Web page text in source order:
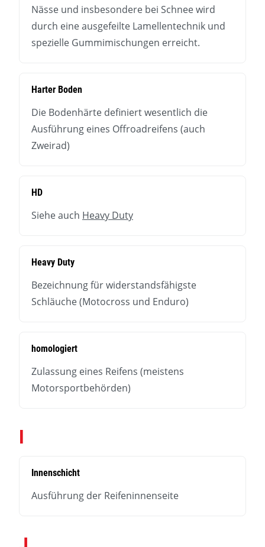
Nässe und insbesondere bei Schnee wird
durch eine ausgefeilte Lamellentechnik und
spezielle Gummimischungen erreicht.
Harter Boden
Die Bodenhärte definiert wesentlich die
Ausführung eines Offroadreifens (auch
Zweirad)
HD
Siehe auch Heavy Duty
Heavy Duty
Bezeichnung für widerstandsfähigste
Schläuche (Motocross und Enduro)
homologiert
Zulassung eines Reifens (meistens
Motorsportbehörden)
I
Innenschicht
Ausführung der Reifeninnenseite